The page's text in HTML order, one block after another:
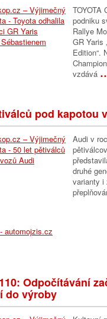
TOYOTA
podniku
Rallye
GR Yaris
Edition“.
vzdává
pod kapotou
Audi v
druhé
varianty i
Odpočítávání
do výroby